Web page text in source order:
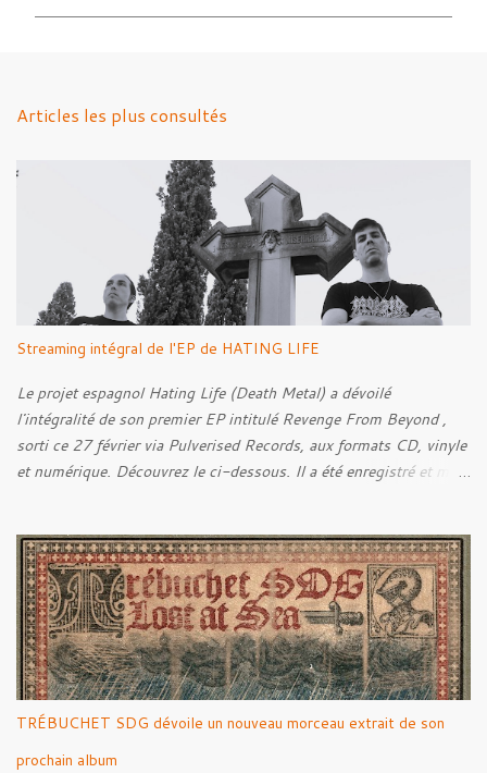
Articles les plus consultés
Streaming intégral de l'EP de HATING LIFE
Le projet espagnol Hating Life (Death Metal) a dévoilé
l'intégralité de son premier EP intitulé Revenge From Beyond ,
sorti ce 27 février via Pulverised Records, aux formats CD, vinyle
et numérique. Découvrez le ci-dessous. Il a été enregistré et mixé
Rebellion Against The Vile 05. Revenge From Beyond 06. The
Sense Of Fear
TRÉBUCHET SDG dévoile un nouveau morceau extrait de son
prochain album